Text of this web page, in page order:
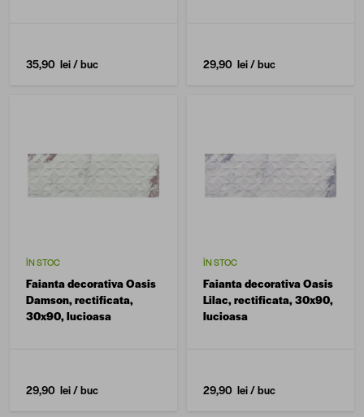
35,90 lei/ buc 29,90 lei/ buc
ÎN STOC
Faianta decorativa Oasis
Damson, rectificata,
30x90, lucioasa
29,90 lei/ buc
ÎN STOC
Faianta decorativa Oasis
Lilac, rectificata, 30x90,
lucioasa
29,90 lei/ buc